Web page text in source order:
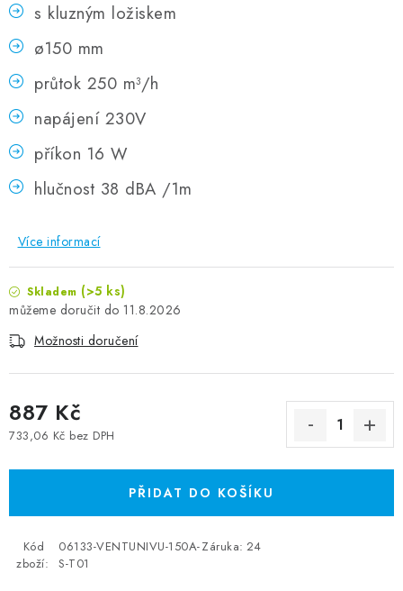
s kluzným ložiskem
ø150 mm
průtok 250 m³/h
napájení 230V
příkon 16 W
hlučnost 38 dBA /1m
Více informací
Skladem (>5 ks)
11.8.2026
Možnosti doručení
887 Kč
733,06 Kč bez DPH
PŘIDAT DO KOŠÍKU
Kód
zboží:
06133-VENTUNIVU-150A-
S-T01
Záruka: 24